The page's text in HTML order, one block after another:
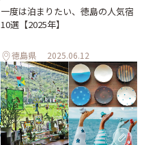
一度は泊まりたい、徳島の人気宿
10選【2025年】
徳島県 2025.06.12